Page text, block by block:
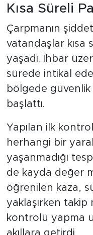
Kısa Süreli
Çarpmanın
vatandaşlar kısa
yaşadı. İhbar
sürede intikal
bölgede
başlattı.
Yapılan ilk
herhangi bir
yaşanmadığı
de kayda değer
öğrenilen kaza,
yaklaşırken takip
kontrolü yapma
akıllara getirdi.